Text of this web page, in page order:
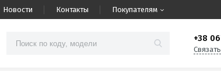
Новости Контакты Покупателям
+38